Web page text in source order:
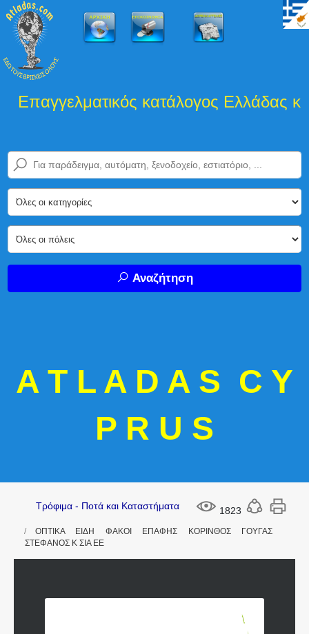
κατάλογος Ελλάδας και
Αναζήτηση
A T L A D A S C Y
P R U S
1823
Τρόφιμα - Ποτά και Καταστήματα
ΟΠΤΙΚΑ ΕΙΔΗ ΦΑΚΟΙ ΕΠΑΦΗΣ ΚΟΡΙΝΘΟΣ ΓΟΥΓΑΣ
ΣΤΕΦΑΝΟΣ Κ ΣΙΑ ΕΕ